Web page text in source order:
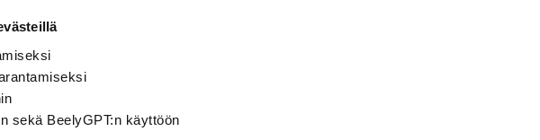
sekä BeelyGPT:n käyttöön